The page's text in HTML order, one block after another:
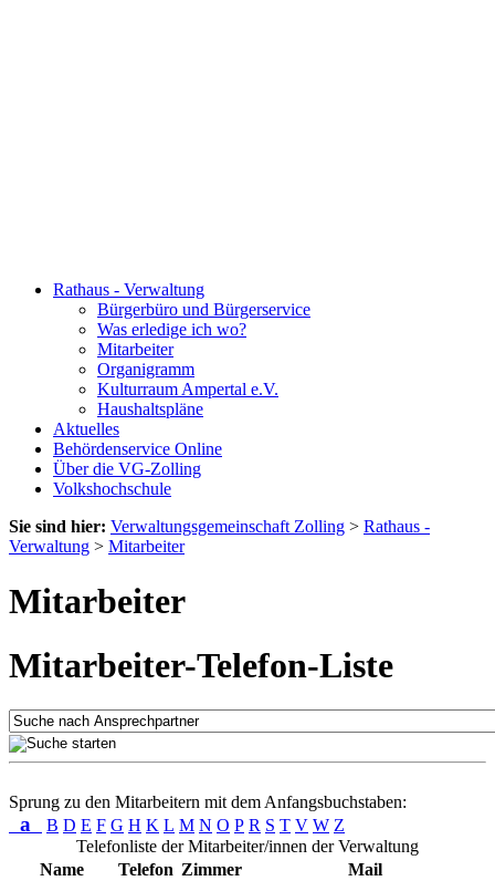
Rathaus - Verwaltung
Bürgerbüro und Bürgerservice
Was erledige ich wo?
Mitarbeiter
Organigramm
Kulturraum Ampertal e.V.
Haushaltspläne
Aktuelles
Behördenservice Online
Über die VG-Zolling
Volkshochschule
Sie sind hier: Verwaltungsgemeinschaft Zolling > Rathaus -
Verwaltung > Mitarbeiter
Mitarbeiter
Mitarbeiter-Telefon-Liste
Sprung zu den Mitarbeitern mit dem Anfangsbuchstaben:
a B D E F G H K L M N O P R S T V W Z
Telefonliste der Mitarbeiter/innen der Verwaltung
Name
Telefon Zimmer
Mail